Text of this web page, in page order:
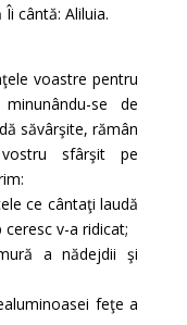
cântă: Aliluia.
voastre pentru
se de
săvârşite, rămân
sfârşit pe
ce cântaţi laudă
ceresc v-a ridicat;
a nădejdii şi
feţe a